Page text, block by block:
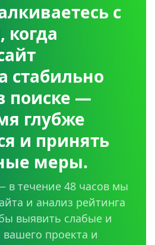
с
когда
стабильно
поиске —
глубже
и принять
меры.
в течение 48 часов мы
и анализ рейтинга
выявить слабые и
проекта и